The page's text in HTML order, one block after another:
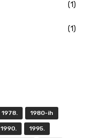
(1)
(1)
1978. 1980-ih
1990. 1995.